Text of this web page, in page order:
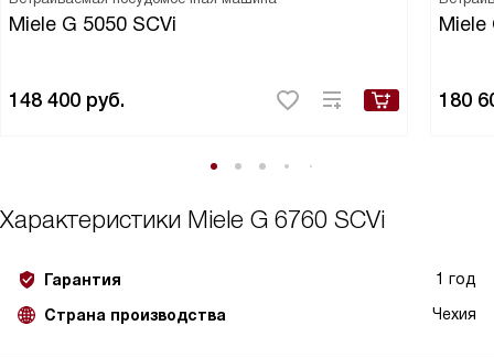
Miele G 5050 SCVi
148 400 руб.
Miele
180
Характеристики Miele G 6760 SCVi
Гарантия 1 год
Страна производства Чехия